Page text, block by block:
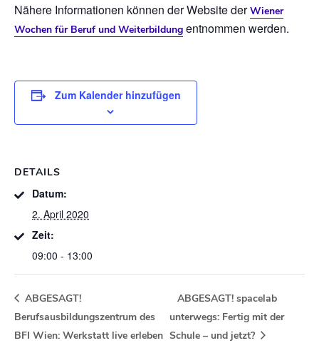
Nähere Informationen können der Website derWiener
Wochen für Beruf und Weiterbildung entnommen werden.
Zum Kalender hinzufügen
DETAILS
Datum:
2. April 2020
Zeit:
09:00 - 13:00
ABGESAGT!
Berufsausbildungszentrum des
BFI Wien: Werkstatt live erleben
ABGESAGT! spacelab
unterwegs: Fertig mit der
Schule – und jetzt?